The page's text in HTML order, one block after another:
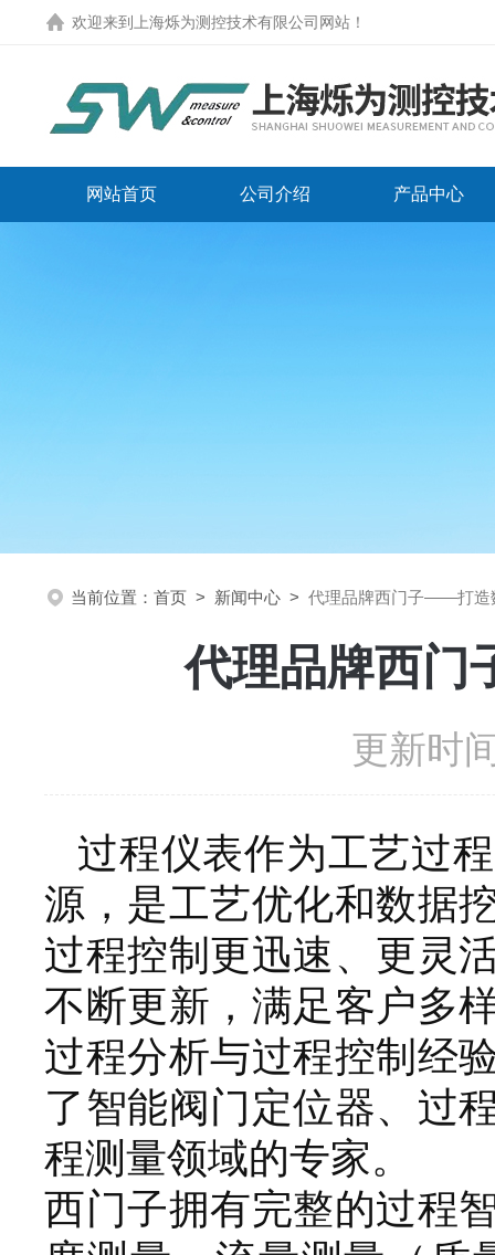
欢迎来到 上海烁为测控技术有限公司网站 ！
网站首页 公司介绍 产品中心
当前位置： 首页 > 新闻中心 > 代理品牌西门子——打造
代理品牌西
更新时
过程仪表作为工艺过
源，是工艺优化和数据
过程控制更迅速、更灵
不断更新，满足客户多
过程分析与过程控制经
了智能阀门定位器、过
程测量领域的专家。
西门子拥有完整的过程